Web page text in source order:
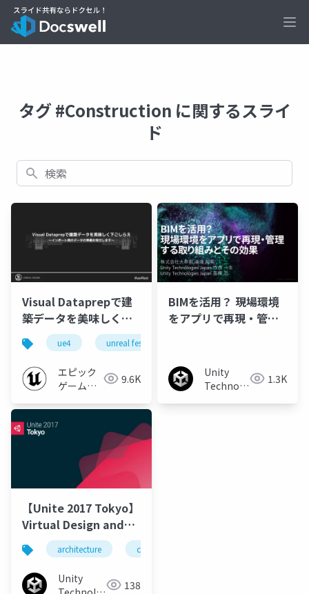
タグ #Construction に関するスライ
ド
検索
Visual Dataprepで建
築データを美味しく下
ごしらえ 【UNREAL
FEST EXTREME 2021
SUMMER】
ue4 unreal fest
エピック
ゲームズ
9.6K
BIMを活用？ 現場環境
をアプリで再現・管理
Unity
Technologies 1.3K
【Unite 2017 Tokyo】
Virtual Design and
Construction + AR/VR
～建築におけるUnity活
用事例～
architecture construction
Unity
138